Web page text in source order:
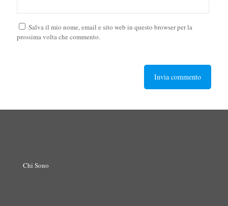
Salva il mio nome, email e sito web in questo browser per la
prossima volta che commento.
Chi Sono